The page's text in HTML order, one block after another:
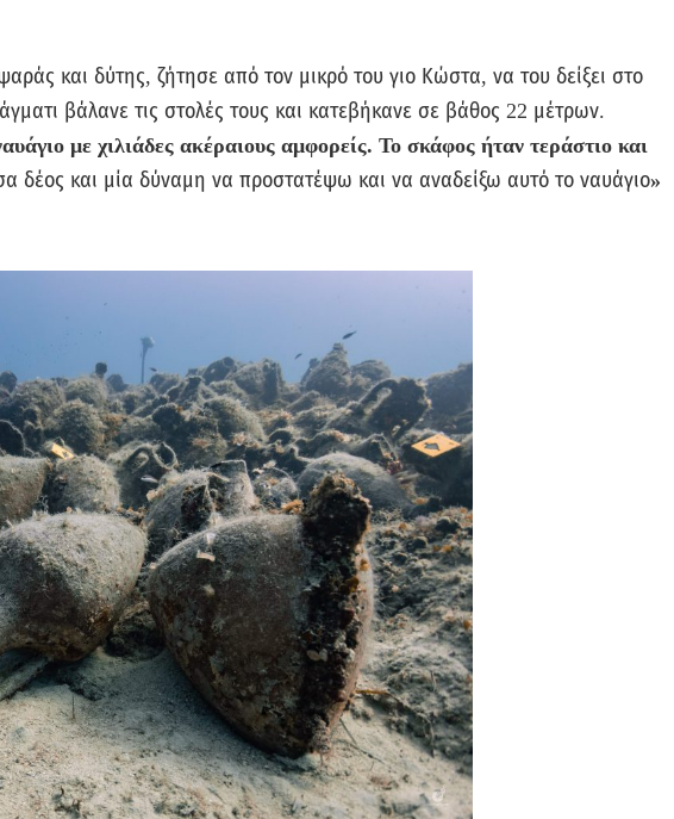
και δύτης, ζήτησε από τον μικρό του γιο Κώστα, να του δείξει στο
βάλανε τις στολές τους και κατεβήκανε σε βάθος 22 μέτρων.
με χιλιάδες ακέραιους αμφορείς. Το σκάφος ήταν τεράστιο και
δέος και μία δύναμη να προστατέψω και να αναδείξω αυτό το ναυάγιο»